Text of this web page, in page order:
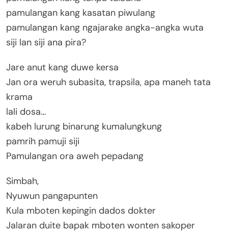
pamulangan kang kasatan piwulang
pamulangan kang ngajarake angka-angka wuta
siji lan siji ana pira?
Jare anut kang duwe kersa
Jan ora weruh subasita, trapsila, apa maneh tata
krama
lali dosa…
kabeh lurung binarung kumalungkung
pamrih pamuji siji
Pamulangan ora aweh pepadang
Simbah,
Nyuwun pangapunten
Kula mboten kepingin dados dokter
Jalaran duite bapak mboten wonten sakoper